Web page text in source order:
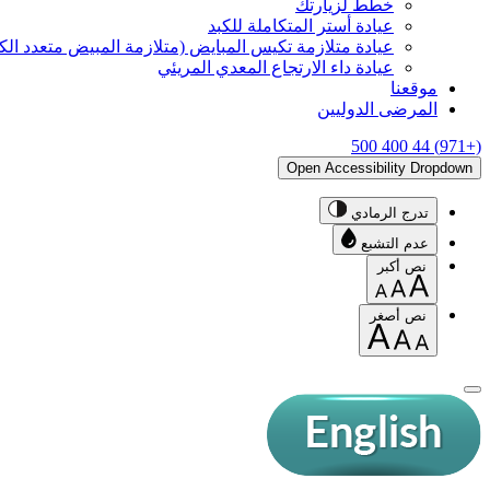
خطّط لزيارتك
عيادة أستر المتكاملة للكبد
عيادة متلازمة تكيس المبايض (متلازمة المبيض متعدد
عيادة داء الارتجاع المعدي المريئي
موقعنا
المرضى الدوليين
(+971) 44 400 500
Open Accessibility Dropdown
تدرج الرمادي
عدم التشبع
نص أكبر
نص أصغر